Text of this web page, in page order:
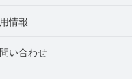
い合わせ
情報